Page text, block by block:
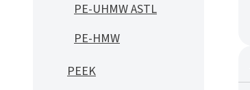
PE-UHMW ASTL
PE-HMW
PEEK